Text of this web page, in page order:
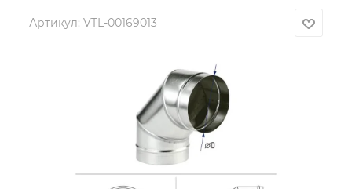
Артикул: VTL-00169013